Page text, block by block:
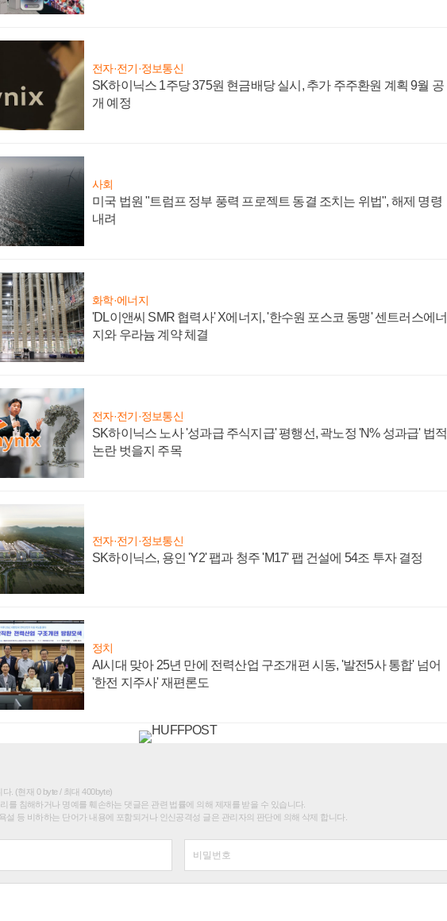
전자·전기·정보통신
SK하이닉스 1주당 375원 현금배당 실시, 추가 주주환원 계획 9월 공
개 예정
사회
미국 법원 "트럼프 정부 풍력 프로젝트 동결 조치는 위법", 해제 명령
내려
화학·에너지
'DL이앤씨 SMR 협력사' X에너지, '한수원 포스코 동맹' 센트러스에너
지와 우라늄 계약 체결
전자·전기·정보통신
SK하이닉스 노사 '성과급 주식지급' 평행선, 곽노정 'N% 성과급' 법적
논란 벗을지 주목
전자·전기·정보통신
SK하이닉스, 용인 'Y2' 팹과 청주 'M17' 팹 건설에 54조 투자 결정
정치
AI시대 맞아 25년 만에 전력산업 구조개편 시동, '발전5사 통합' 넘어
'한전 지주사' 재편론도
. (현재 0 byte / 최대 400byte)
를 침해하거나 명예를 훼손하는 댓글은 관련 법률에 의해 제재를 받을 수 있습니다.
설 등 비하하는 단어가 내용에 포함되거나 인신공격성 글은 관리자의 판단에 의해 삭제 합니다.